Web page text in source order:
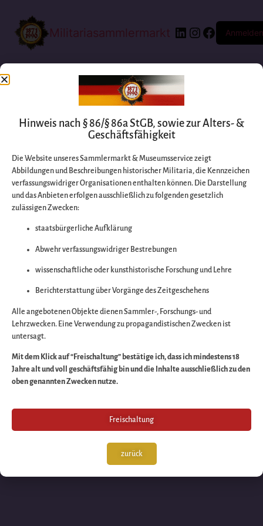
Militariasammlermarkt Anmelden
Entschuldigen Sie
bitte die
Wir arbeiten an
großartigen Sache
schauen Sie bald
wieder vorbei!
Hinweis nach § 86/§ 86a StGB, sowie zur Alters- &
Geschäftsfähigkeit
Die Website unseres Sammlermarkt & Museumsservice zeigt
Abbildungen und Beschreibungen historischer Militaria, die Kennzeichen
verfassungswidriger Organisationen enthalten können. Die Darstellung
und das Anbieten erfolgen ausschließlich zu folgenden gesetzlich
zulässigen Zwecken:
staatsbürgerliche Aufklärung
Abwehr verfassungswidriger Bestrebungen
wissenschaftliche oder kunsthistorische Forschung und Lehre
Berichterstattung über Vorgänge des Zeitgeschehens
Alle angebotenen Objekte dienen Sammler-, Forschungs- und
Lehrzwecken. Eine Verwendung zu propagandistischen Zwecken ist
untersagt.
Mit dem Klick auf “Freischaltung” bestätige ich, dass ich mindestens 18
Jahre alt und voll geschäftsfähig bin und die Inhalte ausschließlich zu den
oben genannten Zwecken nutze.
Freischaltung
zurück